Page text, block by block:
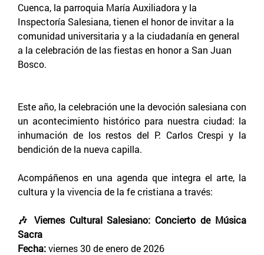
Cuenca, la parroquia María Auxiliadora y la
Inspectoría Salesiana, tienen el honor de invitar a la
comunidad universitaria y a la ciudadanía en general
a la celebración de las fiestas en honor a San Juan
Bosco.
Este año, la celebración une la devoción salesiana con
un acontecimiento histórico para nuestra ciudad: la
inhumación de los restos del P. Carlos Crespi y la
bendición de la nueva capilla.
Acompáñenos en una agenda que integra el arte, la
cultura y la vivencia de la fe cristiana a través:
🎶 Viernes Cultural Salesiano: Concierto de Música
Sacra
Fecha:viernes 30 de enero de 2026